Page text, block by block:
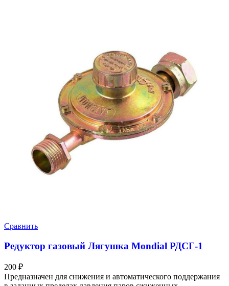
Сравнить
Редуктор газовый Лягушка Mondial РДСГ-1
200 ₽
Предназначен для снижения и автоматического поддержания